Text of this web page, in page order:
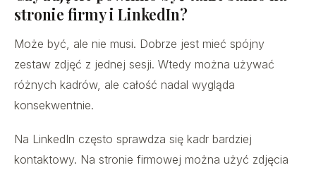
stronie firmy i LinkedIn?
Może być, ale nie musi. Dobrze jest mieć spójny
zestaw zdjęć z jednej sesji. Wtedy można używać
różnych kadrów, ale całość nadal wygląda
konsekwentnie.
Na LinkedIn często sprawdza się kadr bardziej
kontaktowy. Na stronie firmowej można użyć zdjęcia